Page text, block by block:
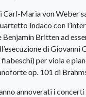
Carl-Maria von Weber
Indaco con
Benjamin Britten ad
di
per viola e
op. 101 di
annoverati i